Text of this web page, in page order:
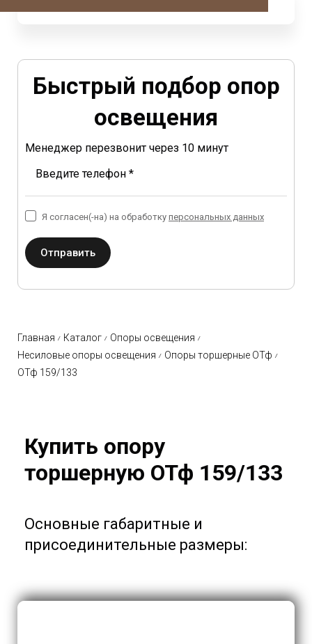
Быстрый подбор опор
освещения
Менеджер перезвонит через 10 минут
Введите телефон *
Отправить
Я согласен(-на) на обработку персональных данных
Главная Каталог
Опоры освещения
Несиловые опоры освещения
Опоры торшерные ОТф
ОТф 159/133
Купить опору
торшерную ОТф 159/133
Основные габаритные и
присоединительные размеры: